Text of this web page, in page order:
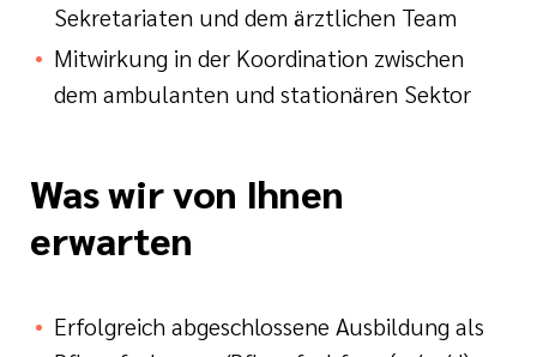
Sekretariaten und dem ärztlichen Team
Mitwirkung in der Koordination zwischen
dem ambulanten und stationären Sektor
Was wir von Ihnen
erwarten
Erfolgreich abgeschlossene Ausbildung als